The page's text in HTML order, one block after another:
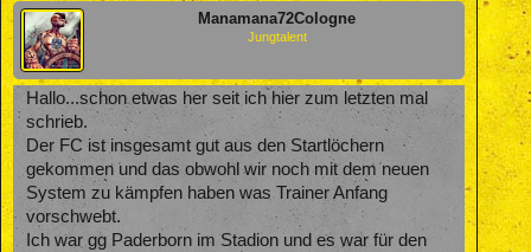
Manamana72Cologne
Jungtalent
Hallo...schon etwas her seit ich hier zum letzten mal
schrieb.
Der FC ist insgesamt gut aus den Startlöchern
gekommen und das obwohl wir noch mit dem neuen
System zu kämpfen haben was Trainer Anfang
vorschwebt.
Ich war gg Paderborn im Stadion und es war für den